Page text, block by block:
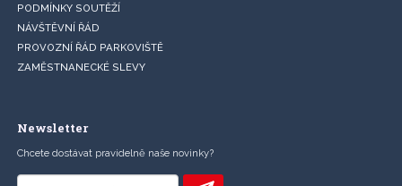
PODMÍNKY SOUTĚŽÍ
NÁVŠTĚVNÍ ŘÁD
PROVOZNÍ ŘÁD PARKOVIŠTĚ
ZAMĚSTNANECKÉ SLEVY
Newsletter
Chcete dostávat pravidelně naše novinky?